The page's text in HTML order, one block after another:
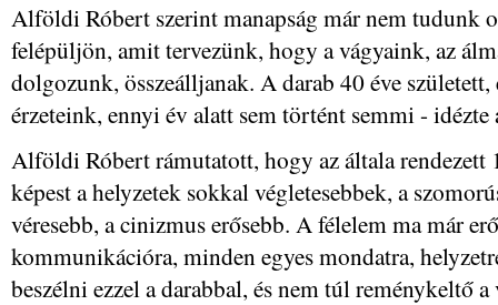
Alföldi Róbert szerint manapság már nem tudunk
felépüljön, amit tervezünk, hogy a vágyaink, az
dolgozunk, összeálljanak. A darab 40 éve
érzeteink, ennyi év alatt sem történt semmi - idézte
Alföldi Róbert rámutatott, hogy az általa rendezett
képest a helyzetek sokkal végletesebbek, a
véresebb, a cinizmus erősebb. A félelem ma már
kommunikációra, minden egyes mondatra,
beszélni ezzel a darabbal, és nem túl reménykeltő a